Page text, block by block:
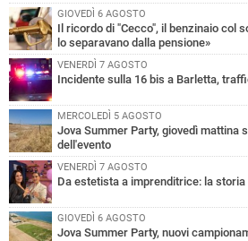
GIOVEDÌ 6 AGOSTO
Il ricordo di "Cecco", il benzinaio col
lo separavano dalla pensione»
VENERDÌ 7 AGOSTO
Incidente sulla 16 bis a Barletta,
MERCOLEDÌ 5 AGOSTO
Jova Summer Party, giovedì mattina
dell'evento
VENERDÌ 7 AGOSTO
Da estetista a imprenditrice: la
GIOVEDÌ 6 AGOSTO
Jova Summer Party, nuovi